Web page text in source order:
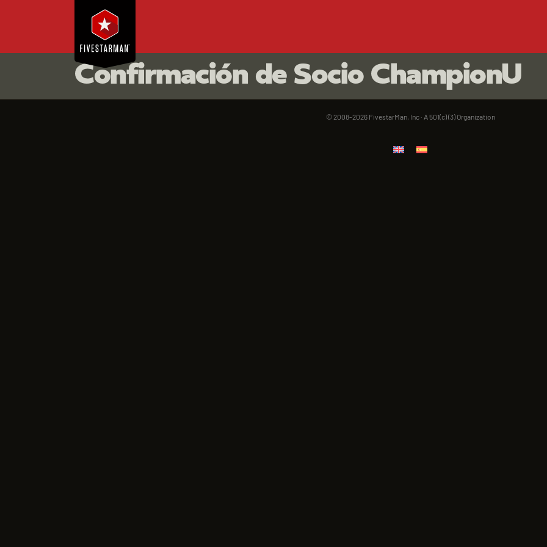
Confirmación de Socio ChampionU
© 2008-2026 FivestarMan, Inc · A 501(c) (3) Organization